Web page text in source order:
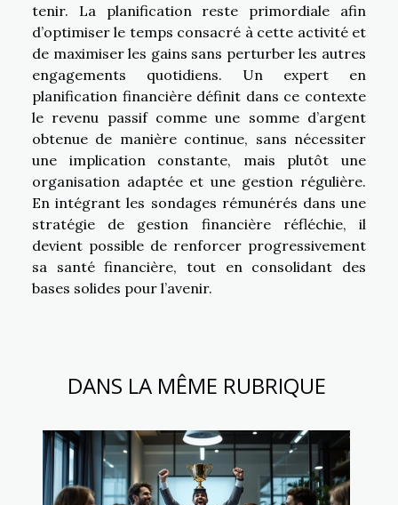
tenir. La planification reste primordiale afin
d’optimiser le temps consacré à cette activité et
de maximiser les gains sans perturber les autres
engagements quotidiens. Un expert en
planification financière définit dans ce contexte
le revenu passif comme une somme d’argent
obtenue de manière continue, sans nécessiter
une implication constante, mais plutôt une
organisation adaptée et une gestion régulière.
En intégrant les sondages rémunérés dans une
stratégie de gestion financière réfléchie, il
devient possible de renforcer progressivement
sa santé financière, tout en consolidant des
bases solides pour l’avenir.
DANS LA MÊME RUBRIQUE